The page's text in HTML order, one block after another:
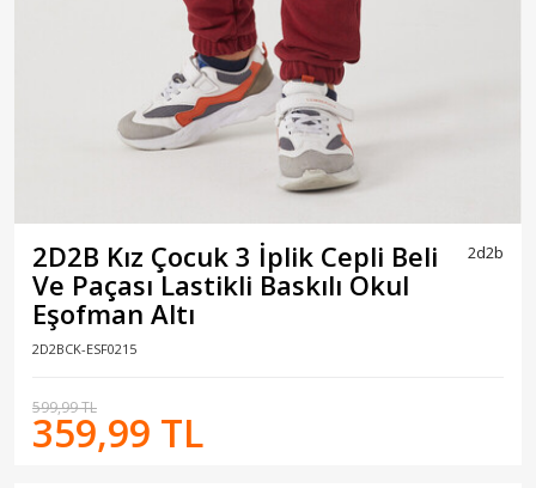
2d2b
2D2B Kız Çocuk 3 İplik Cepli Beli
Ve Paçası Lastikli Baskılı Okul
Eşofman Altı
2D2BCK-ESF0215
599,99 TL
359,99 TL